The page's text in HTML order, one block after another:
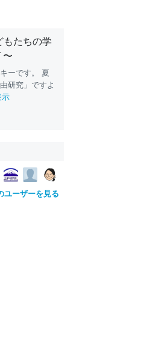
もたちの学
〜
ーです。 夏
研究」ですよ
示
ユーザーを見る